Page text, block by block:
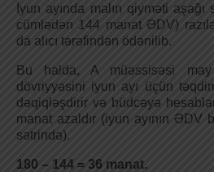
İyun ayında malın qiyməti
cümlədən 144 manat ƏDV)
da alıcı tərəfindən ödənilib.
Bu halda, A müəssisəsi may
dövriyyəsini iyun ayı üçün
dəqiqləşdirir və büdcəyə
manat azaldır (iyun ayının ƏDV
sətrində).
180 – 144 = 36 manat.